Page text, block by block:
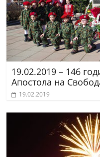
19.02.2019 – 146
Апостола на
19.02.2019